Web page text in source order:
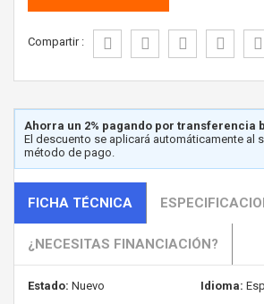
Compartir :
Ahorra un 2% pagando por transferencia
El descuento se aplicará automáticamente al
método de pago.
FICHA TÉCNICA
¿NECESITAS FINANCIACIÓN?
Estado: Nuevo Idioma: